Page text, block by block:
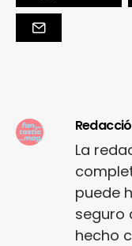
La
puede
seguro
hecho